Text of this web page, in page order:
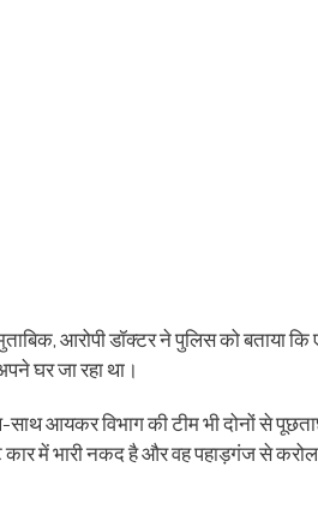
आरोपी डॉक्टर ने पुलिस को बताया
घर जा रहा था।
आयकर विभाग की टीम भी दोनों से
कार में भारी नकद है और वह पहाड़गंज से